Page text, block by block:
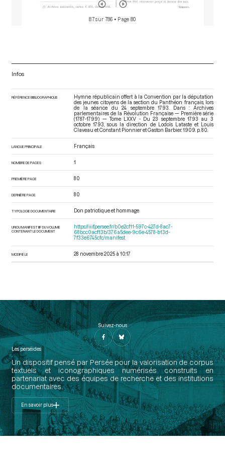
87 sur 786 • Page 80
Infos
RÉFÉRENCE BIBLIOGRAPHIQUE
Hymne républicain offert à la Convention par la députation
des jeunes citoyens de la section du Panthéon français, lors
de la séance du 24 septembre 1793. Dans : Archives
parlementaires de la Révolution Française — Première série
(1787-1799) — Tome LXXV - Du 23 septembre 1793 au 3
octobre 1793
, sous la direction de Lodoïs Lataste et Louis
Claveau et Constant Pionnier et Gaston Barbier. 1909. p. 80.
LANGUE PRINCIPALE Français
NOMBRE DE PAGES 1
PREMIÈRE PAGE 80
DERNIÈRE PAGE 80
TYPOLOGIE DOCUMENTAIRE Don patriotique et hommage
URI DU MANIFEST IIIF DU VOLUME
CONTENANT LE DOCUMENT
https://iiif.persee.fr/b0e2cf11-597c-427d-8ac7-
68bcc0acf13b/376a5dee-9c6e-4578-b13d-
7f33e6745cfc/manifest
MODIFIÉ LE 28 novembre 2025 à 10:17
Suivez-nous
Les perséides
Un dispositif pensé par Persée pour la valorisation de corpus
textuels et iconographiques numérisés construits en
partenariat avec des équipes de recherche et des institutions
documentaires.
En savoir plus